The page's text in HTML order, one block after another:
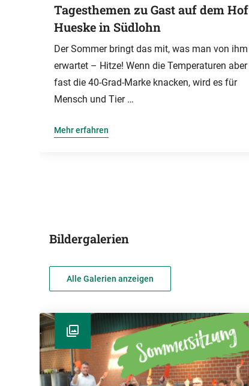
Tagesthemen zu Gast auf dem Hof
Hueske in Südlohn
Der Sommer bringt das mit, was man von ihm
erwartet – Hitze! Wenn die Temperaturen aber
fast die 40-Grad-Marke knacken, wird es für
Mensch und Tier …
Mehr erfahren
Bildergalerien
Alle Galerien anzeigen